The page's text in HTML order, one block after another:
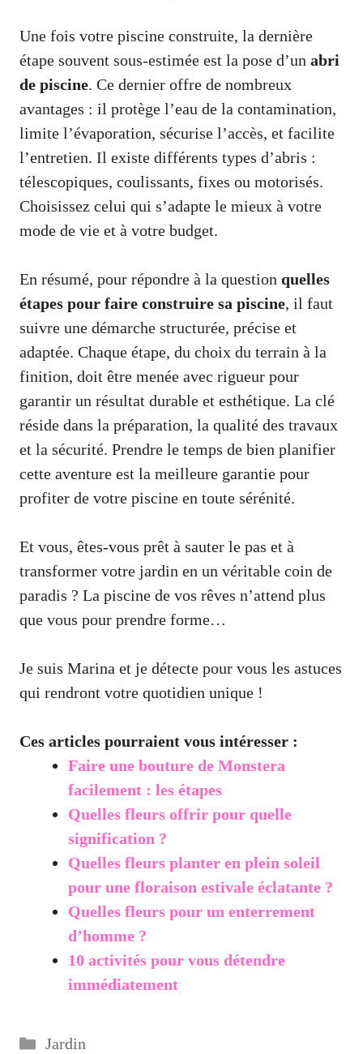
Une fois votre piscine construite, la dernière
étape souvent sous-estimée est la pose d’un abri
de piscine. Ce dernier offre de nombreux
avantages : il protège l’eau de la contamination,
limite l’évaporation, sécurise l’accès, et facilite
l’entretien. Il existe différents types d’abris :
télescopiques, coulissants, fixes ou motorisés.
Choisissez celui qui s’adapte le mieux à votre
mode de vie et à votre budget.
En résumé, pour répondre à la question quelles
étapes pour faire construire sa piscine, il faut
suivre une démarche structurée, précise et
adaptée. Chaque étape, du choix du terrain à la
finition, doit être menée avec rigueur pour
garantir un résultat durable et esthétique. La clé
réside dans la préparation, la qualité des travaux
et la sécurité. Prendre le temps de bien planifier
cette aventure est la meilleure garantie pour
profiter de votre piscine en toute sérénité.
Et vous, êtes-vous prêt à sauter le pas et à
transformer votre jardin en un véritable coin de
paradis ? La piscine de vos rêves n’attend plus
que vous pour prendre forme…
Je suis Marina et je détecte pour vous les astuces
qui rendront votre quotidien unique !
Ces articles pourraient vous intéresser :
Faire une bouture de Monstera
facilement : les étapes
Quelles fleurs offrir pour quelle
signification ?
Quelles fleurs planter en plein soleil
pour une floraison estivale éclatante ?
Quelles fleurs pour un enterrement
d’homme ?
10 activités pour vous détendre
immédiatement
Catégories
Jardin